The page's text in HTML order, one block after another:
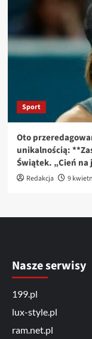
Sport
Oto
unikalnością:
Świątek. „Cień
Redakcja 9
Nasze serwisy
199.pl
lux-style.pl
ram.net.pl